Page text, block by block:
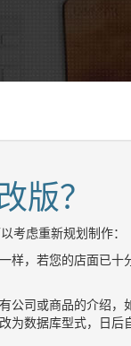
版？
考虑重新规划制作：
，若您的店面已十
司或商品的介绍，
数据库型式，日